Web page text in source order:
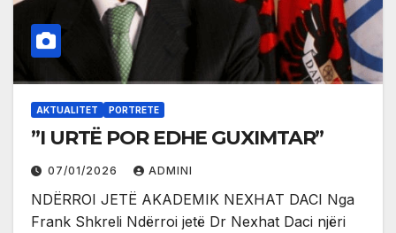
AKTUALITET PORTRETE
”I URTË POR EDHE GUXIMTAR”
07/01/2026 ADMINI
NDËRROI JETË AKADEMIK NEXHAT DACI Nga
Frank Shkreli Ndërroi jetë Dr Nexhat Daci njëri